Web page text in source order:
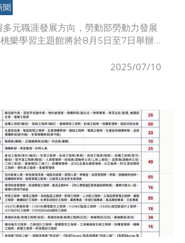
聞
元職涯發展方向，勞動部勞動力發展
樂學習主題館將於8月5日至7日舉辦
程活動將以小組合作製作
2025/07/10